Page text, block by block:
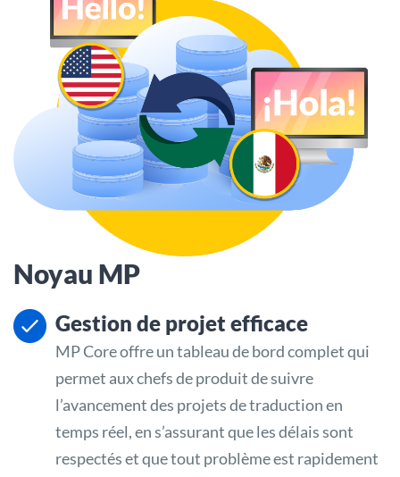
Noyau MP
Gestion de projet efficace
MP Core offre un tableau de bord complet qui
permet aux chefs de produit de suivre
l’avancement des projets de traduction en
temps réel, en s’assurant que les délais sont
respectés et que tout problème est rapidement